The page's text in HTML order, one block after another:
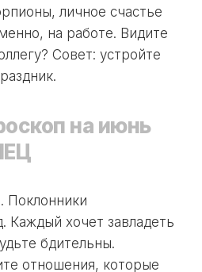
личное счастье
на работе. Видите
Совет: устройте
на июнь
Поклонники
Каждый хочет завладеть
бдительны.
отношения, которые